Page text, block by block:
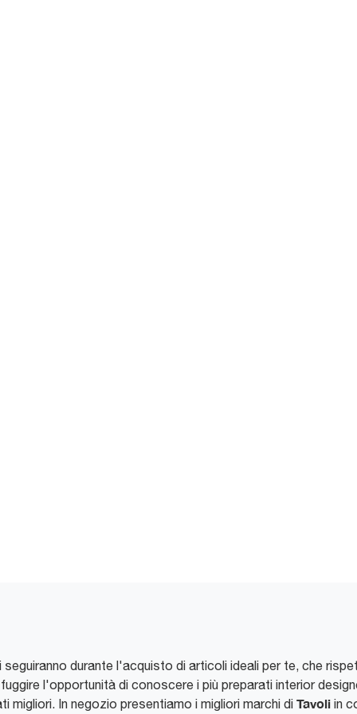
durante l'acquisto di articoli ideali per te, che
l'opportunità di conoscere i più preparati interior
In negozio presentiamo i migliori marchi di Tavoli in